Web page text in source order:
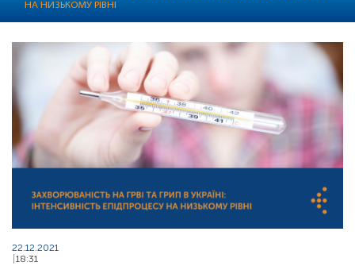
НА НИЗЬКОМУ РІВНІ
22.12.2021
18:31